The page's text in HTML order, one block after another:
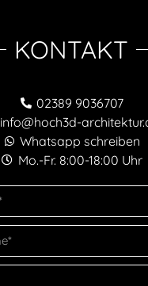
KONTAKT
02389 9036707
info@hoch3d-
Whatsapp schreiben
Mo.-Fr. 8:00-18:00 Uhr